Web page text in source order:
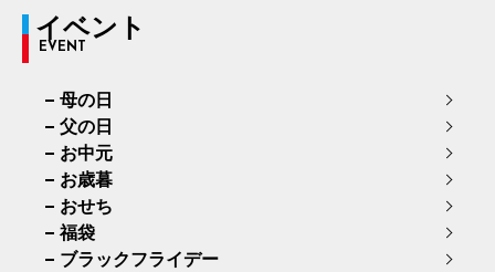
イベント
EVENT
母の日
父の日
お中元
お歳暮
おせち
福袋
ブラックフライデー